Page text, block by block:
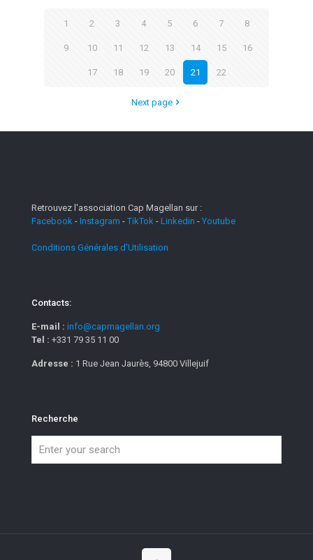
1 2 3 4 5 6 7 8
9 10 11 12 13 14 15 16
17 18 19 20 21 22
Next page
Retrouvez l'association Cap Magellan sur :
Facebook - Instagram -TikTok - Linkedin - Youtube
Conditions Générales d'Utilisation
Contacts:
E-mail : info@capmagellan.org
Tel : +331 79 35 11 00
Adresse : 1 Rue Jean Jaurès, 94800 Villejuif
Recherche